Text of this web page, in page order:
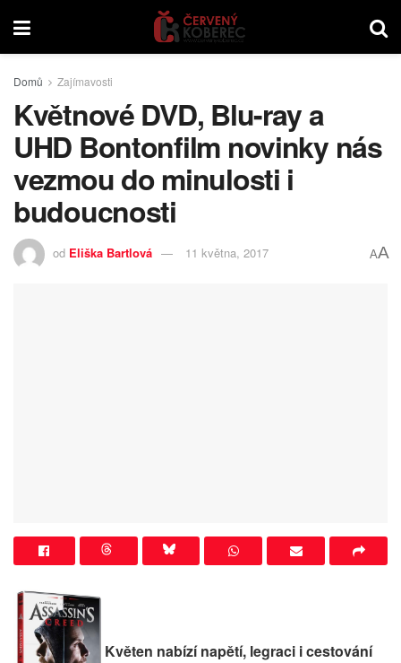
Domů Zajímavosti
Květnové DVD, Blu-ray a
UHD Bontonfilm novinky nás
vezmou do minulosti i
budoucnosti
od Eliška Bartlová 11 května, 2017 AA
Květen nabízí napětí, legraci i cestování